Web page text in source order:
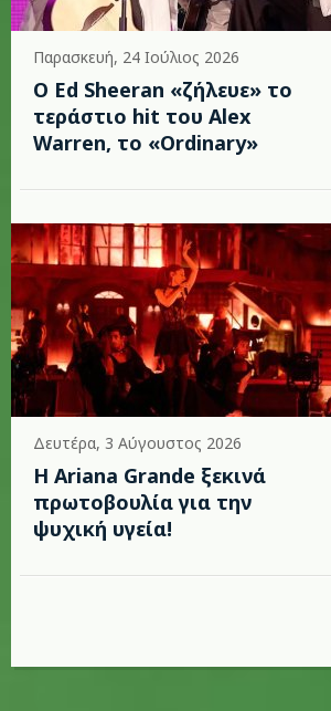
Παρασκευή, 24 Ιούλιος 2026
Ο Ed Sheeran «ζήλευε» το
τεράστιο hit του Alex
Warren, το «Ordinary»
Δευτέρα, 3 Αύγουστος 2026
Η Ariana Grande ξεκινά
πρωτοβουλία για την
ψυχική υγεία!